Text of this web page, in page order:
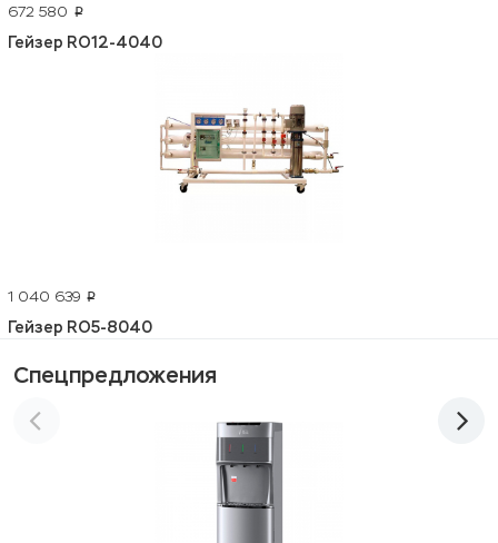
672 580 p
Гейзер RO12-4040
1 040 639 p
Гейзер RO5-8040
Спецпредложения